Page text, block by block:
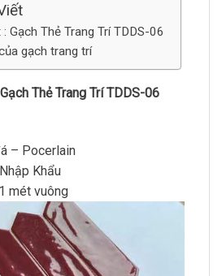
Gạch Thẻ Trang Trí TDDS-06
gạch trang trí
Gạch Thẻ Trang Trí TDDS-06
– Pocerlain
Khẩu
mét vuông